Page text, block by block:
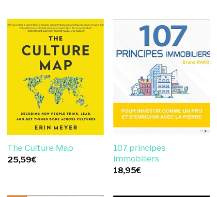
The Culture Map
25,59€
107 principes
immobiliers
18,95€